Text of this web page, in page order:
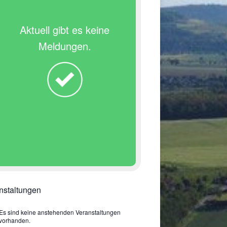
Aktuell gibt es keine
Meldungen.
Es sind keine anstehenden Veranstaltungen